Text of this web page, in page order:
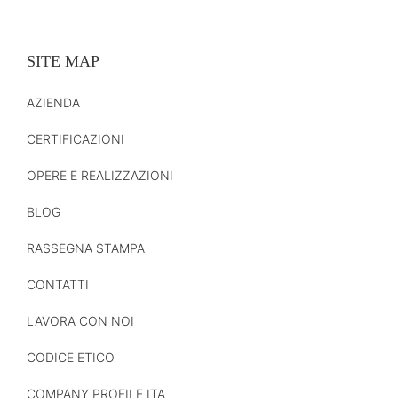
SITE MAP
AZIENDA
CERTIFICAZIONI
OPERE E REALIZZAZIONI
BLOG
RASSEGNA STAMPA
CONTATTI
LAVORA CON NOI
CODICE ETICO
COMPANY PROFILE ITA